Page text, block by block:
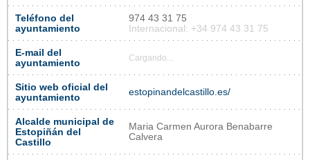
Teléfono del
ayuntamiento
974 43 31 75
Internacional: +34 974 43 31 75
E-mail del
ayuntamiento
Cargando...
Sitio web oficial del
ayuntamiento
estopinandelcastillo.es/
Alcalde municipal de
Estopiñán del
Castillo
Maria Carmen Aurora Benabarre
Calvera